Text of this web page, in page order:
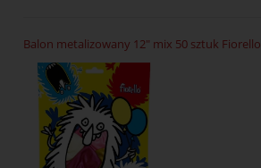
Balon metalizowany 12" mix 50 sztuk Fiorello